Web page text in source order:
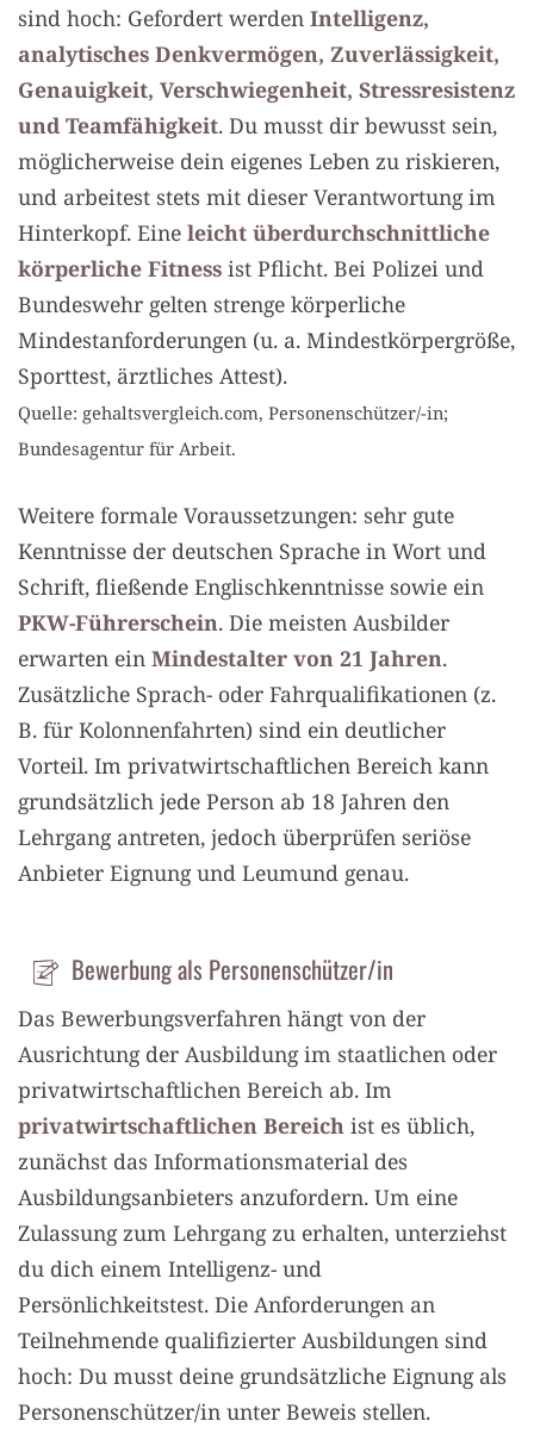
sind hoch: Gefordert werden Intelligenz,
analytisches Denkvermögen, Zuverlässigkeit,
Genauigkeit, Verschwiegenheit, Stressresistenz
und Teamfähigkeit. Du musst dir bewusst sein,
möglicherweise dein eigenes Leben zu riskieren,
und arbeitest stets mit dieser Verantwortung im
Hinterkopf. Eine leicht überdurchschnittliche
körperliche Fitness ist Pflicht. Bei Polizei und
Bundeswehr gelten strenge körperliche
Mindestanforderungen (u. a. Mindestkörpergröße,
Sporttest, ärztliches Attest).
Quelle: gehaltsvergleich.com, Personenschützer/-in;
Bundesagentur für Arbeit.
Weitere formale Voraussetzungen: sehr gute
Kenntnisse der deutschen Sprache in Wort und
Schrift, fließende Englischkenntnisse sowie ein
PKW-Führerschein. Die meisten Ausbilder
erwarten ein Mindestalter von 21 Jahren.
Zusätzliche Sprach- oder Fahrqualifikationen (z.
B. für Kolonnenfahrten) sind ein deutlicher
Vorteil. Im privatwirtschaftlichen Bereich kann
grundsätzlich jede Person ab 18 Jahren den
Lehrgang antreten, jedoch überprüfen seriöse
Anbieter Eignung und Leumund genau.
Bewerbung als Personenschützer/in
Das Bewerbungsverfahren hängt von der
Ausrichtung der Ausbildung im staatlichen oder
privatwirtschaftlichen Bereich ab. Im
privatwirtschaftlichen Bereich ist es üblich,
zunächst das Informationsmaterial des
Ausbildungsanbieters anzufordern. Um eine
Zulassung zum Lehrgang zu erhalten, unterziehst
du dich einem Intelligenz- und
Persönlichkeitstest. Die Anforderungen an
Teilnehmende qualifizierter Ausbildungen sind
hoch: Du musst deine grundsätzliche Eignung als
Personenschützer/in unter Beweis stellen.